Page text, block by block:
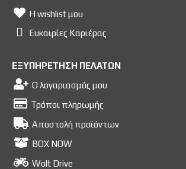
Η wishlist μου
Ευκαιρίες Kαριέρας
ΕΞΥΠΗΡΕΤΗΣΗ ΠΕΛΑΤΩΝ
Ο λογαριασμός μου
Τρόποι πληρωμής
Αποστολή προϊόντων
BOX NOW
Wolt Drive